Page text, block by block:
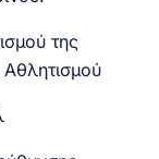
της
Αθλητισμού